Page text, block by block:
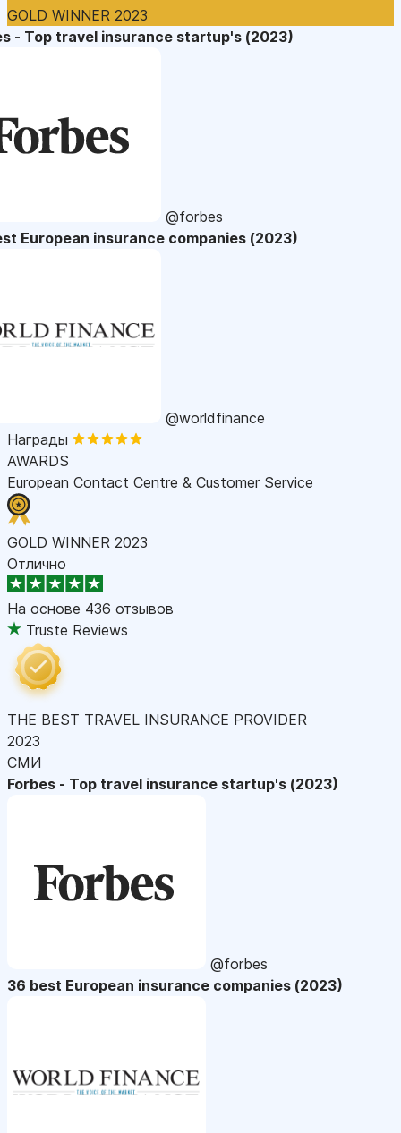
GOLD WINNER 2023
- Top travel insurance startup's (2023)
@forbes
European insurance companies (2023)
@worldfinance
Награды
AWARDS
European Contact Centre & Customer Service
GOLD WINNER 2023
Отлично
На основе 436 отзывов
Truste Reviews
THE BEST TRAVEL INSURANCE PROVIDER
2023
СМИ
Forbes - Top travel insurance startup's (2023)
@forbes
36 best European insurance companies (2023)